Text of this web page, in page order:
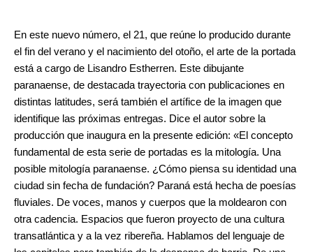
En este nuevo número, el 21, que reúne lo producido durante
el fin del verano y el nacimiento del otoño, el arte de la portada
está a cargo de Lisandro Estherren. Este dibujante
paranaense, de destacada trayectoria con publicaciones en
distintas latitudes, será también el artífice de la imagen que
identifique las próximas entregas. Dice el autor sobre la
producción que inaugura en la presente edición: «El concepto
fundamental de esta serie de portadas es la mitología. Una
posible mitología paranaense. ¿Cómo piensa su identidad una
ciudad sin fecha de fundación? Paraná está hecha de poesías
fluviales. De voces, manos y cuerpos que la moldearon con
otra cadencia. Espacios que fueron proyecto de una cultura
transatlántica y a la vez ribereña. Hablamos del lenguaje de